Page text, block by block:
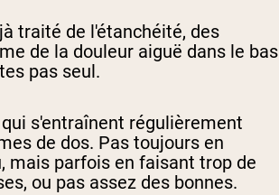
traité de l'étanchéité, des
de la douleur aiguë dans le bas
pas seul.
s'entraînent régulièrement
de dos. Pas toujours en
mais parfois en faisant trop de
ou pas assez des bonnes.